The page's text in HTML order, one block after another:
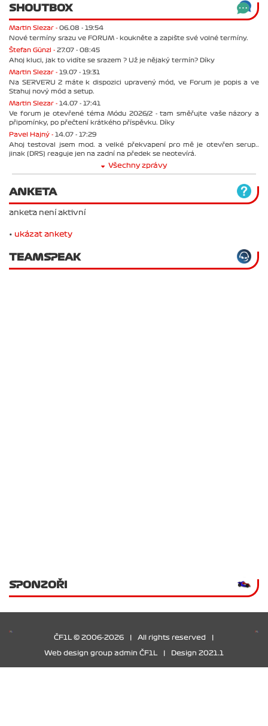
SHOUTBOX
Martin Slezar - 06.08 - 19:54
Nové termíny srazu ve FORUM - koukněte a zapište své volné termíny.
Štefan Günzl - 27.07 - 08:45
Ahoj kluci, jak to vidíte se srazem ? Už je nějaký termín? Díky
Martin Slezar - 19.07 - 19:31
Na SERVERU 2 máte k dispozici upravený mód, ve Forum je popis a ve
Stahuj nový mód a setup.
Martin Slezar - 14.07 - 17:41
Ve forum je otevřené téma Módu 2026/2 - tam směřujte vaše názory a
připomínky, po přečtení krátkého příspěvku. Díky
Pavel Hajný - 14.07 - 17:29
Ahoj testoval jsem mod. a velké překvapení pro mě je otevřen serup..
jinak (DRS) reaguje jen na zadní na předek se neotevírá.
Všechny zprávy
ANKETA
anketa není aktivní
• ukázat ankety
TEAMSPEAK
SPONZOŘI
ČF1L © 2006-2026 All rights reserved
Web design group admin ČF1L Design 2021.1